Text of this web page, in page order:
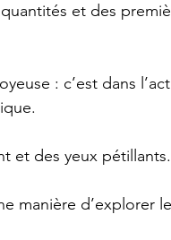
et des
: c’est dans
et des yeux pétillants.
manière d’explorer